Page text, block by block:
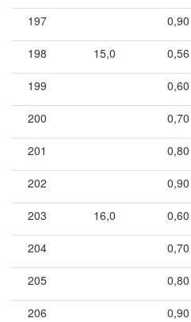
197 0,90
198 15,0 0,56
199 0,60
200 0,70
201 0,80
202 0,90
203 16,0 0,60
204 0,70
205 0,80
206 0,90